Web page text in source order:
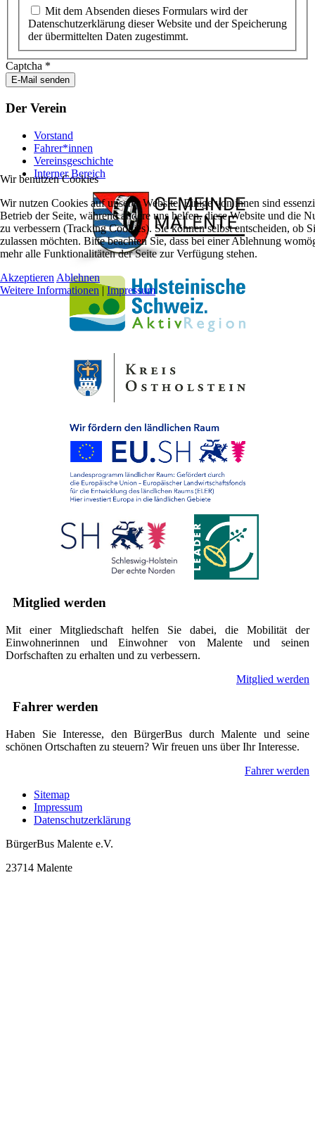
Mit dem Absenden dieses Formulars wird der
Datenschutzerklärung dieser Website und der Speicherung
der übermittelten Daten zugestimmt.
Captcha *
E-Mail senden
Der Verein
Vorstand
Fahrer*innen
Vereinsgeschichte
Interner Bereich
Mitglied werden
Mit einer Mitgliedschaft helfen Sie dabei, die Mobilität der
Einwohnerinnen und Einwohner von Malente und seinen
Dorfschaften zu erhalten und zu verbessern.
Mitglied werden
Fahrer werden
Haben Sie Interesse, den BürgerBus durch Malente und seine
schönen Ortschaften zu steuern? Wir freuen uns über Ihr Interesse.
Fahrer werden
Sitemap
Impressum
Datenschutzerklärung
BürgerBus Malente e.V.
23714 Malente
Wir benutzen Cookies
Wir nutzen Cookies auf unserer Website. Einige von ihnen sind
Betrieb der Seite, während andere uns helfen, diese Website und die
zu verbessern (Tracking Cookies). Sie können selbst entscheiden, ob
zulassen möchten. Bitte beachten Sie, dass bei einer Ablehnung
mehr alle Funktionalitäten der Seite zur Verfügung stehen.
Akzeptieren Ablehnen
Weitere Informationen | Impressum